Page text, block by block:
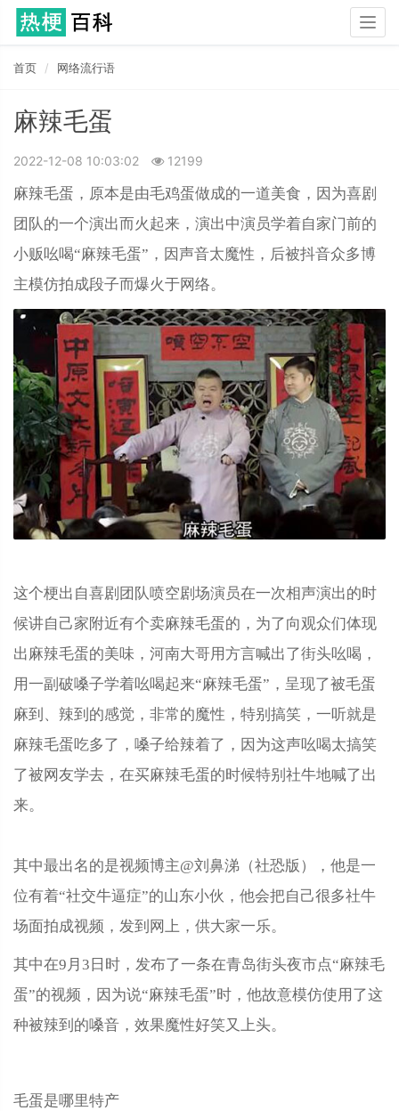
首页 网络流行语
麻辣毛蛋
2022-12-08 10:03:02 12199
麻辣毛蛋，原本是由毛鸡蛋做成的一道美食，因为喜剧
团队的一个演出而火起来，演出中演员学着自家门前的
小贩吆喝“麻辣毛蛋”，因声音太魔性，后被抖音众多博
主模仿拍成段子而爆火于网络。
这个梗出自喜剧团队喷空剧场演员在一次相声演出的时
候讲自己家附近有个卖麻辣毛蛋的，为了向观众们体现
出麻辣毛蛋的美味，河南大哥用方言喊出了街头吆喝，
用一副破嗓子学着吆喝起来“麻辣毛蛋‌‌‌‌‌‌‌‌‌‌‌‌”，呈现了被毛蛋
麻到、辣到的感觉，非常的魔性，特别搞笑，一听就是
麻辣毛蛋吃多了，嗓子给辣着了，因为这声吆喝太搞笑
了被网友学去，在买麻辣毛蛋的时候特别社牛地喊了出
来。
其中最出名的是视频博主@刘鼻涕（社恐版），他是一
位有着“社交牛逼症”的山东小伙，他会把自己很多社牛
场面拍成视频，发到网上，供大家一乐。
其中在9月3日时，发布了一条在青岛街头夜市点“麻辣毛
蛋”的视频，因为说“麻辣毛蛋”时，他故意模仿使用了这
种被辣到的嗓音，效果魔性好笑又上头。
毛蛋是哪里特产